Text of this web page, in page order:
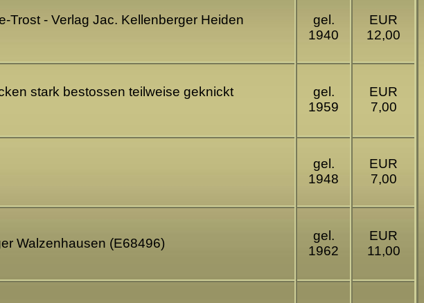
Trost - Verlag Jac. Kellenberger Heiden
gel.
1940
EUR
12,00
stark bestossen teilweise geknickt
gel.
1959
EUR
7,00
gel.
1948
EUR
7,00
Walzenhausen (E68496)
gel.
1962
EUR
11,00